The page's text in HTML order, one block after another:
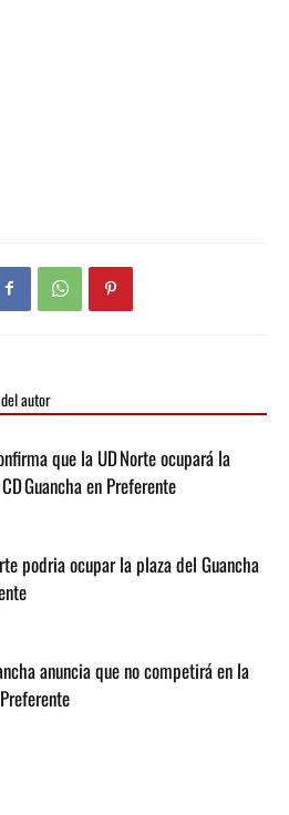
autor
que la UD Norte ocupará la
Guancha en Preferente
podria ocupar la plaza del Guancha
anuncia que no competirá en la